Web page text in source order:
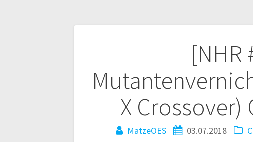
[NHR
X
MatzeOES 03.07.2018